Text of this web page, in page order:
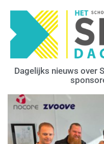
Dagelijks nieuws over